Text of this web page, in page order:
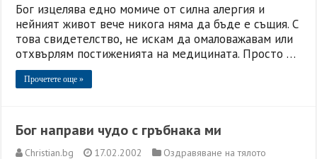
Бог изцелява едно момиче от силна алергия и
нейният живот вече никога няма да бъде е същия. С
това свидетелство, не искам да омаловажавам или
отхвърлям постиженията на медицината. Просто …
Прочетете още »
Бог направи чудо с гръбнака ми
Christian.bg 17.02.2002 Оздравяване на тялото